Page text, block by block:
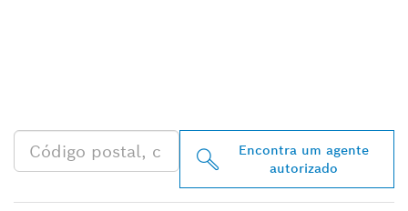
Encontra um agente
autorizado